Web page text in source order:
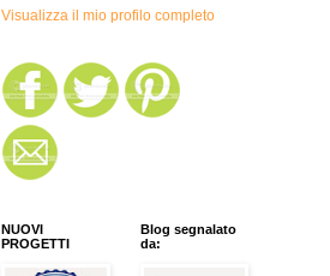
Visualizza il mio profilo completo
NUOVI
PROGETTI
Blog segnalato
da: